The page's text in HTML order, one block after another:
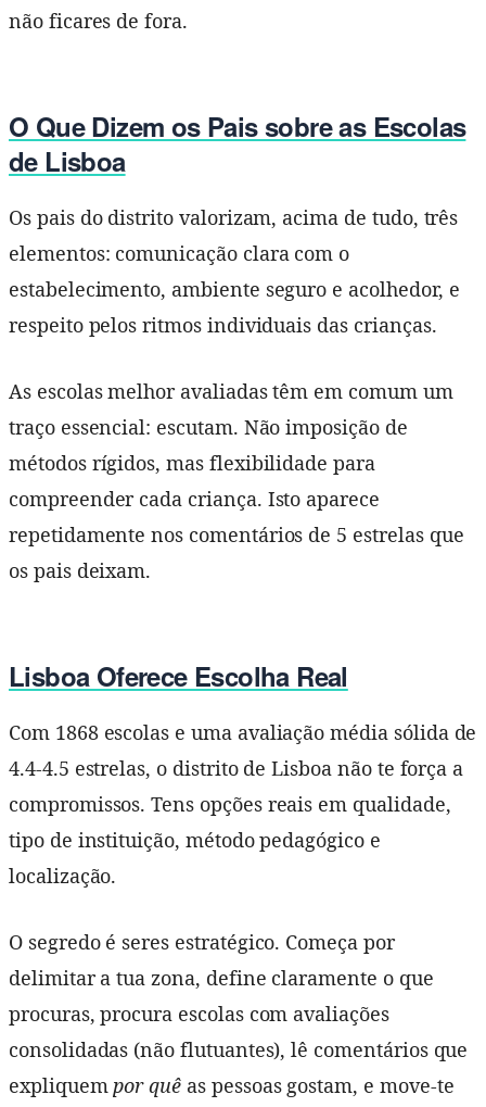
não ficares de fora.
O Que Dizem os Pais sobre as Escolas
de Lisboa
Os pais do distrito valorizam, acima de tudo, três
elementos: comunicação clara com o
estabelecimento, ambiente seguro e acolhedor, e
respeito pelos ritmos individuais das crianças.
As escolas melhor avaliadas têm em comum um
traço essencial: escutam. Não imposição de
métodos rígidos, mas flexibilidade para
compreender cada criança. Isto aparece
repetidamente nos comentários de 5 estrelas que
os pais deixam.
Lisboa Oferece Escolha Real
Com 1868 escolas e uma avaliação média sólida de
4.4-4.5 estrelas, o distrito de Lisboa não te força a
compromissos. Tens opções reais em qualidade,
tipo de instituição, método pedagógico e
localização.
O segredo é seres estratégico. Começa por
delimitar a tua zona, define claramente o que
procuras, procura escolas com avaliações
consolidadas (não flutuantes), lê comentários que
expliquempor quê as pessoas gostam, e move-te